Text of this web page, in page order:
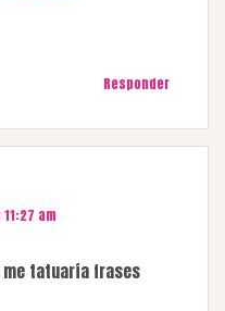
Responder
am
me tatuaría frases